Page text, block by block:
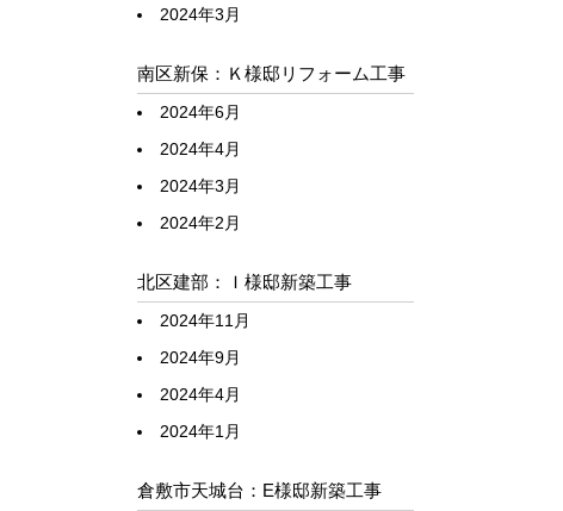
2024年3月
南区新保：Ｋ様邸リフォーム工事
2024年6月
2024年4月
2024年3月
2024年2月
北区建部：Ｉ様邸新築工事
2024年11月
2024年9月
2024年4月
2024年1月
倉敷市天城台：E様邸新築工事